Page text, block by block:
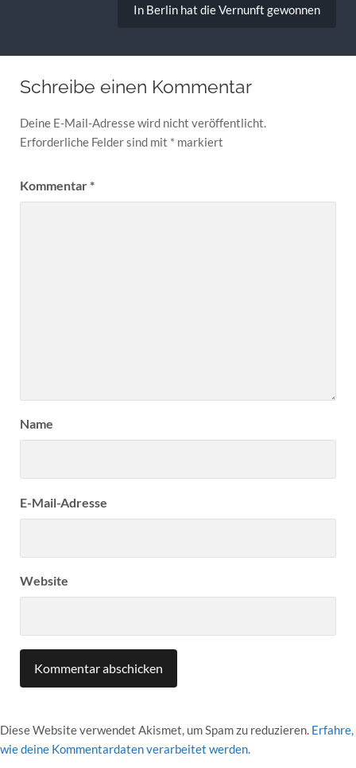
In Berlin hat die Vernunft gewonnen
Schreibe einen Kommentar
Deine E-Mail-Adresse wird nicht veröffentlicht.
Erforderliche Felder sind mit * markiert
Kommentar*
Name
E-Mail-Adresse
Website
Diese Website verwendet Akismet, um Spam zu reduzieren. Erfahre,
wie deine Kommentardaten verarbeitet werden.